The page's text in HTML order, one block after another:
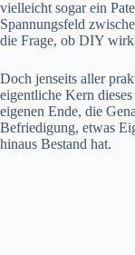
vielleicht sogar ein
Spannungsfeld
die Frage, ob DIY
Doch jenseits aller
eigentliche Kern
eigenen Ende, die
Befriedigung, etwas
hinaus Bestand hat.